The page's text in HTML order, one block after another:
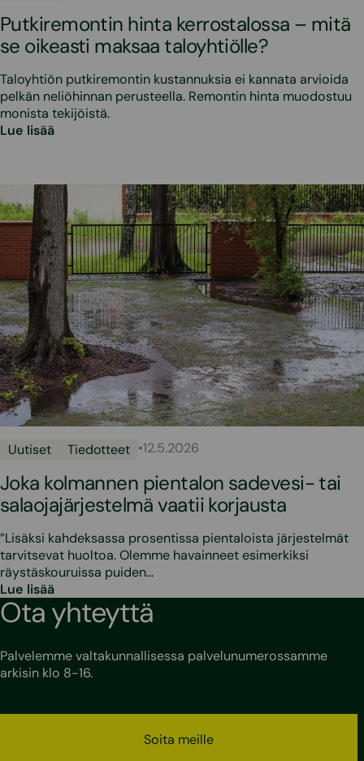
Putkiremontin hinta kerrostalossa – mitä
se oikeasti maksaa taloyhtiölle?
Taloyhtiön putkiremontin kustannuksia ei kannata arvioida
pelkän neliöhinnan perusteella. Remontin hinta muodostuu
monista tekijöistä.
Lue lisää
Uutiset Tiedotteet •12.5.2026
Joka kolmannen pientalon sadevesi- tai
salaojajärjestelmä vaatii korjausta
”Lisäksi kahdeksassa prosentissa pientaloista järjestelmät
tarvitsevat huoltoa. Olemme havainneet esimerkiksi
räystäskouruissa puiden…
Lue lisää
Ota yhteyttä
Palvelemme valtakunnallisessa palvelunumerossamme
arkisin klo 8-16.
Soita meille